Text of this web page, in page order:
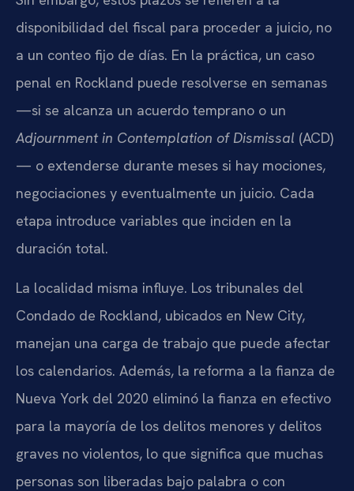
disponibilidad del fiscal para proceder a juicio, no
a un conteo fijo de días. En la práctica, un caso
penal en Rockland puede resolverse en semanas
—si se alcanza un acuerdo temprano o un
Adjournment in Contemplation of Dismissal (ACD)
— o extenderse durante meses si hay mociones,
negociaciones y eventualmente un juicio. Cada
etapa introduce variables que inciden en la
duración total.
La localidad misma influye. Los tribunales del
Condado de Rockland, ubicados en New City,
manejan una carga de trabajo que puede afectar
los calendarios. Además, la reforma a la fianza de
Nueva York del 2020 eliminó la fianza en efectivo
para la mayoría de los delitos menores y delitos
graves no violentos, lo que significa que muchas
personas son liberadas bajo palabra o con